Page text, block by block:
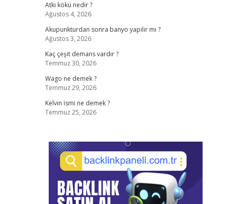
Atkı kökü nedir ?
Ağustos 4, 2026
Akupunkturdan sonra banyo yapılır mı ?
Ağustos 3, 2026
Kaç çeşit demans vardır ?
Temmuz 30, 2026
Wago ne demek ?
Temmuz 29, 2026
Kelvin ismi ne demek ?
Temmuz 25, 2026